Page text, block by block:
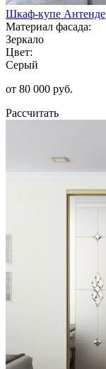
Шкаф-купе Антенде
Материал фасада:
Зеркало
Цвет:
Серый
от 80 000 руб.
Рассчитать